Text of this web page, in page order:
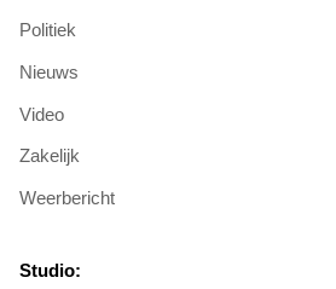
Politiek
Nieuws
Video
Zakelijk
Weerbericht
Studio: